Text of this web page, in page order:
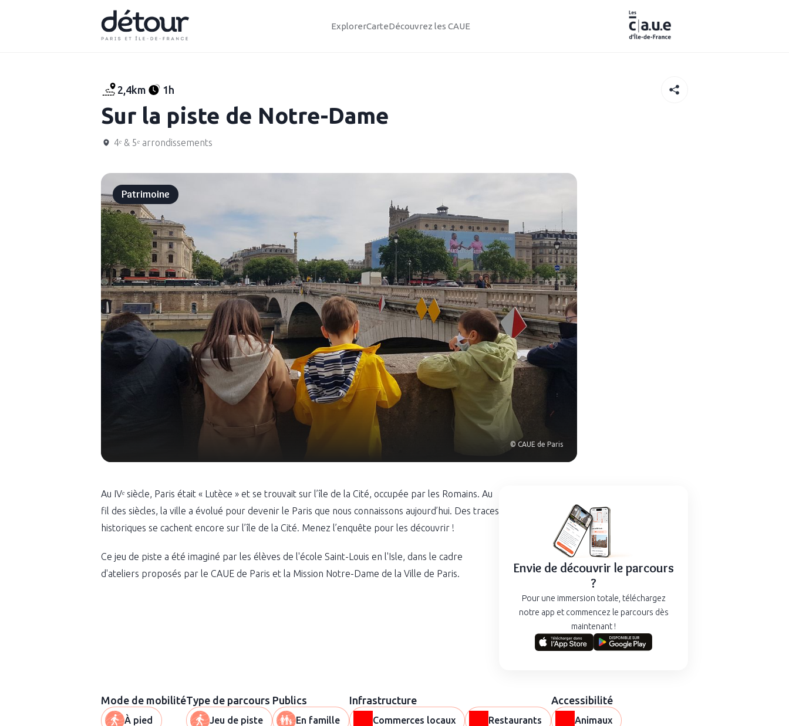
ExplorerCarteDécouvrez les CAUE
2,4km 1h
Sur la piste de Notre-Dame
4ᵉ & 5ᵉ arrondissements
Patrimoine
© CAUE de Paris
Au IVᵉ siècle, Paris était « Lutèce » et se trouvait sur l’île de la Cité, occupée par les Romains. Au
fil des siècles, la ville a évolué pour devenir le Paris que nous connaissons aujourd’hui. Des traces
historiques se cachent encore sur l’île de la Cité. Menez l’enquête pour les découvrir !
Ce jeu de piste a été imaginé par les élèves de l'école Saint-Louis en l'Isle, dans le cadre
d'ateliers proposés par le CAUE de Paris et la Mission Notre-Dame de la Ville de Paris.
Envie de découvrir le parcours
?
Pour une immersion totale, téléchargez
notre app et commencez le parcours dès
maintenant !
Mode de mobilité
À pied
Type de parcours
Jeu de piste
Publics
En famille
Infrastructure
Commerces locaux Restaurants
Accessibilité
Animaux